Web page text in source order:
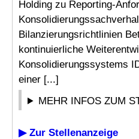
Holding zu Reporting-
Bilanzierungsrichtlinien
kontinuierliche
Konsolidierungssystems
einer [...]
MEHR INFOS ZUM
▶ Zur Stellenanzeige